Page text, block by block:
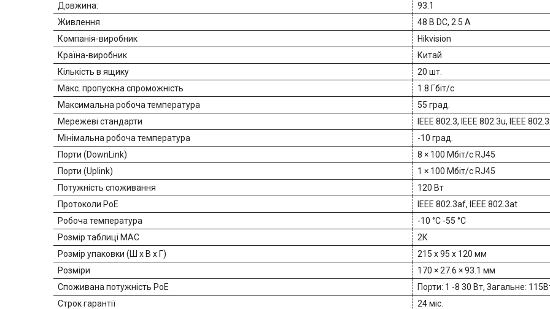
Довжина:
93.1
Живлення
48 В DC, 2.5 A
Компанія-виробник
Hikvision
Країна-виробник
Китай
Кількість в ящику
20 шт.
Макс. пропускна спроможність
1.8 Гбіт/с
Максимальна робоча температура
55 град.
Мережеві стандарти
IEEE 802.3, IEEE 802.3u, IEEE
Мінімальна робоча температура
-10 град.
Порти (DownLink)
8 × 100 Мбіт/с RJ45
Порти (Uplink)
1 × 100 Мбіт/с RJ45
Потужність споживання
120 Вт
Протоколи PoE
IEEE 802.3af, IEEE 802.3at
Робоча температура
-10 °C -55 °C
Розмір таблиці MAC
2К
Розмір упаковки (Ш х В х Г)
215 x 95 x 120 мм
Розміри
170 × 27.6 × 93.1 мм
Споживана потужність PoE
Порти: 1 -8 30 Вт, Загальне:
Строк гарантії
24 міс.